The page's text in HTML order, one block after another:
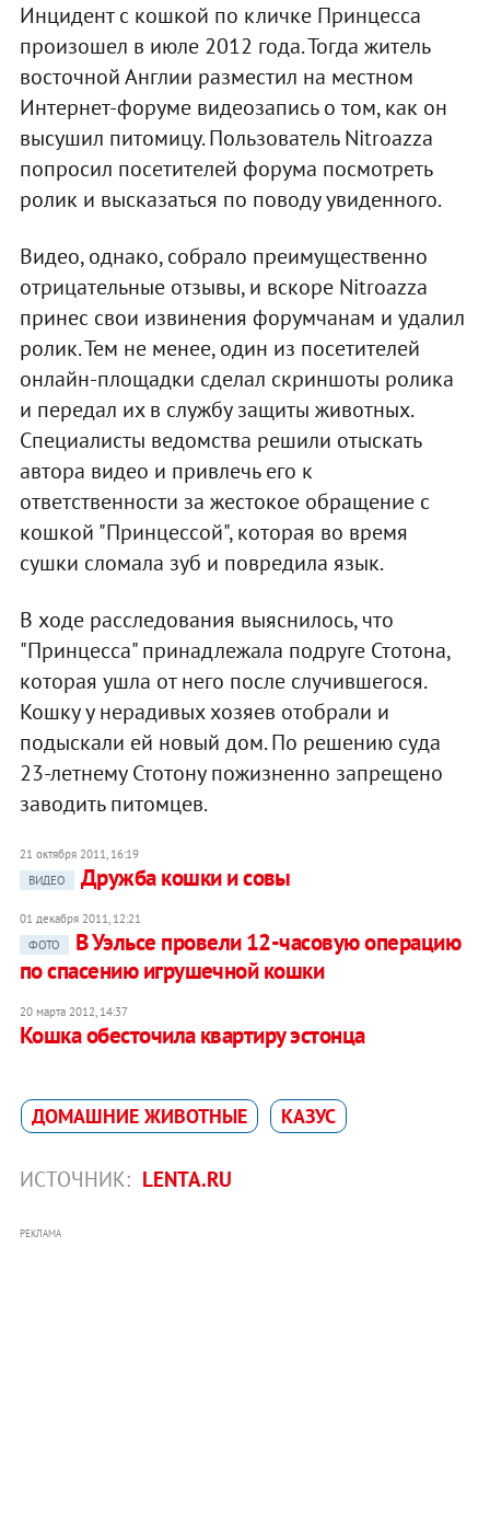
Инцидент с кошкой по кличке Принцесса
произошел в июле 2012 года. Тогда житель
восточной Англии разместил на местном
Интернет-форуме видеозапись о том, как он
высушил питомицу. Пользователь Nitroazza
попросил посетителей форума посмотреть
ролик и высказаться по поводу увиденного.
Видео, однако, собрало преимущественно
отрицательные отзывы, и вскоре Nitroazza
принес свои извинения форумчанам и удалил
ролик. Тем не менее, один из посетителей
онлайн-площадки сделал скриншоты ролика
и передал их в службу защиты животных.
Специалисты ведомства решили отыскать
автора видео и привлечь его к
ответственности за жестокое обращение с
кошкой "Принцессой", которая во время
сушки сломала зуб и повредила язык.
В ходе расследования выяснилось, что
"Принцесса" принадлежала подруге Стотона,
которая ушла от него после случившегося.
Кошку у нерадивых хозяев отобрали и
подыскали ей новый дом. По решению суда
23-летнему Стотону пожизненно запрещено
заводить питомцев.
21 октября 2011, 16:19
ВИДЕО
Дружба кошки и совы
01 декабря 2011, 12:21
ФОТО
В Уэльсе провели 12-часовую операцию
по спасению игрушечной кошки
20 марта 2012, 14:37
Кошка обесточила квартиру эстонца
ДОМАШНИЕ ЖИВОТНЫЕ КАЗУС
ИСТОЧНИК: LENTA.RU
РЕКЛАМА